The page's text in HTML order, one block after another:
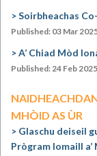
Soirbheachas
Published: 03 Mar
A’ Chiad Mòd
Published: 24 Feb 2025
NAIDHEACHDAN
MHÒID AS ÙR
Glaschu deiseil
Prògram Iomaill